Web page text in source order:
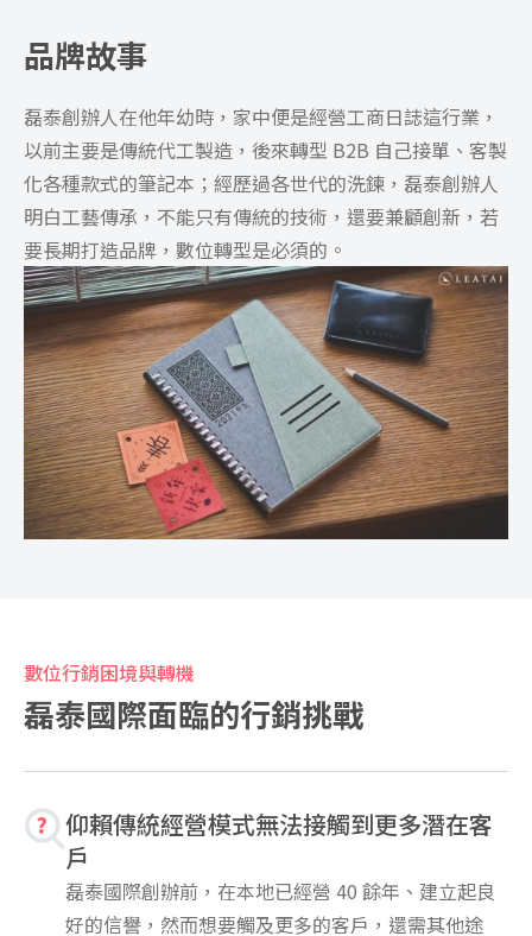
品牌故事
磊泰創辦人在他年幼時，家中便是經營工商日誌這行業，
以前主要是傳統代工製造，後來轉型 B2B 自己接單、客製
化各種款式的筆記本；經歷過各世代的洗鍊，磊泰創辦人
明白工藝傳承，不能只有傳統的技術，還要兼顧創新，若
要長期打造品牌，數位轉型是必須的。
數位行銷困境與轉機
磊泰國際面臨的行銷挑戰
仰賴傳統經營模式無法接觸到更多潛在客
戶
磊泰國際創辦前，在本地已經營 40 餘年、建立起良
好的信譽，然而想要觸及更多的客戶，還需其他途